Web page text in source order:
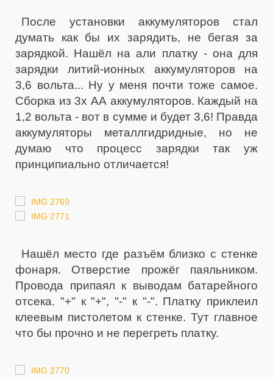
После установки аккумуляторов стал
думать как бы их зарядить, не бегая за
зарядкой. Нашёл на али платку - она для
зарядки литий-ионных аккумуляторов на
3,6 вольта... Ну у меня почти тоже самое.
Сборка из 3х АА аккумуляторов. Каждый на
1,2 вольта - вот в сумме и будет 3,6! Правда
аккумуляторы металлгидридные, но не
думаю что процесс зарядки так уж
принципиально отличается!
Нашёл место где разъём близко с стенке
фонаря. Отверстие прожёг паяльником.
Провода припаял к выводам батарейного
отсека. "+" к "+", "-" к "-". Платку приклеил
клеевым пистолетом к стенке. Тут главное
что бы прочно и не перегреть платку.